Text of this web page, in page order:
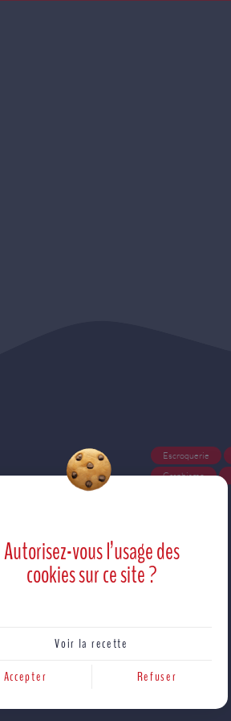
Escroquerie
Graphisme
Autorisez-vous l’usage des
cookiessur ce site ?
Voir la recette
Accepter
Refuser